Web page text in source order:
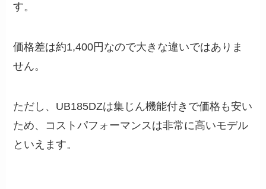
す。
価格差は約1,400円なので大きな違いではありま
せん。
ただし、UB185DZは集じん機能付きで価格も安い
ため、コストパフォーマンスは非常に高いモデル
といえます。